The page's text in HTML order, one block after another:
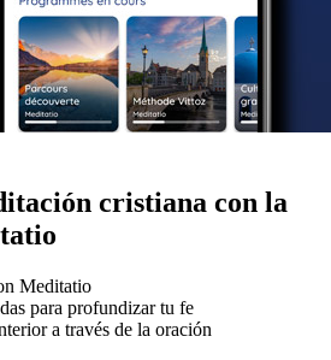
cristiana con la
Meditatio
para profundizar tu fe
a través de la oración